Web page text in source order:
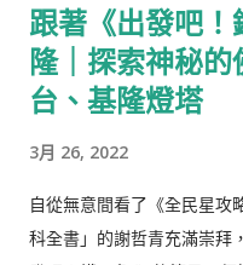
跟著《出發吧
隆｜探索神秘
台、基隆燈塔
3月 26, 2022
自從無意間看了《全民星攻
科全書」的謝哲青充滿崇拜